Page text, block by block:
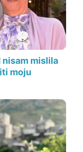
mislila
moju